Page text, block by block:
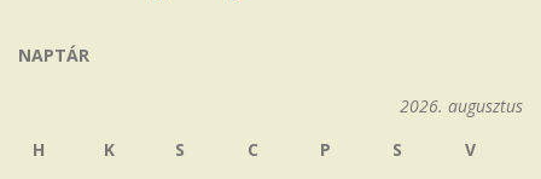
NAPTÁR
2026. augusztus
H
K S C P S
V